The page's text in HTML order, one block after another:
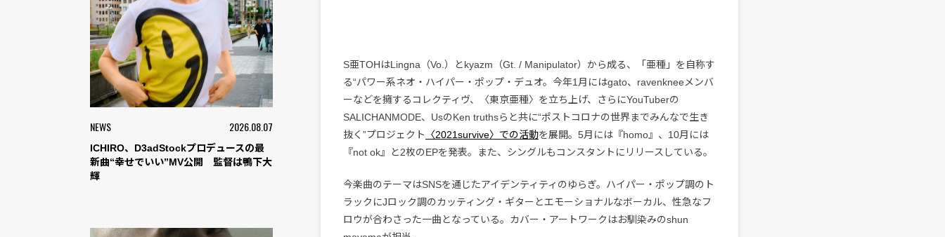
NEWS 2026.08.07
ICHIRO、D3adStockプロデュースの最
新曲“幸せでいい”MV公開 監督は鴨下大
輝
S亜TOHはLingna（Vo.）とkyazm（Gt. / Manipulator）から成る、「亜種」を自称す
る“パワー系ネオ・ハイパー・ポップ・デュオ。今年1月にはgato、ravenkneeメンバ
ーなどを擁するコレクティヴ、〈東京亜種〉を立ち上げ、さらにYouTuberの
SALICHANMODE、UsのKen truthsらと共に“ポストコロナの世界までみんなで生き
抜く”プロジェクト
〈2021survive〉での活動を展開。5月には『homo』、10月には
『not ok』と2枚のEPを発表。また、シングルもコンスタントにリリースしている。
今楽曲のテーマはSNSを通じたアイデンティティのゆらぎ。ハイパー・ポップ調のト
ラックにJロック調のカッティング・ギターとエモーショナルなボーカル、性急なフ
ロウが合わさった一曲となっている。カバー・アートワークはお馴染みのshun